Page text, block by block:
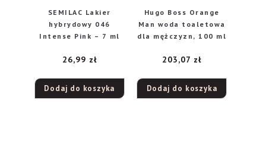
SEMILAC Lakier
hybrydowy 046
Intense Pink – 7 ml
26,99 zł
Dodaj do koszyka
Hugo Boss Orange
Man woda toaletowa
dla mężczyzn, 100 ml
203,07 zł
Dodaj do koszyka